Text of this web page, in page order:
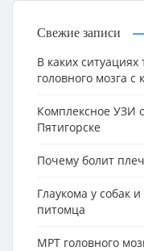
Свежие записи
В каких
головного мозга с
Комплексное УЗИ
Пятигорске
Почему болит
Глаукома у собак
питомца
МРТ головного